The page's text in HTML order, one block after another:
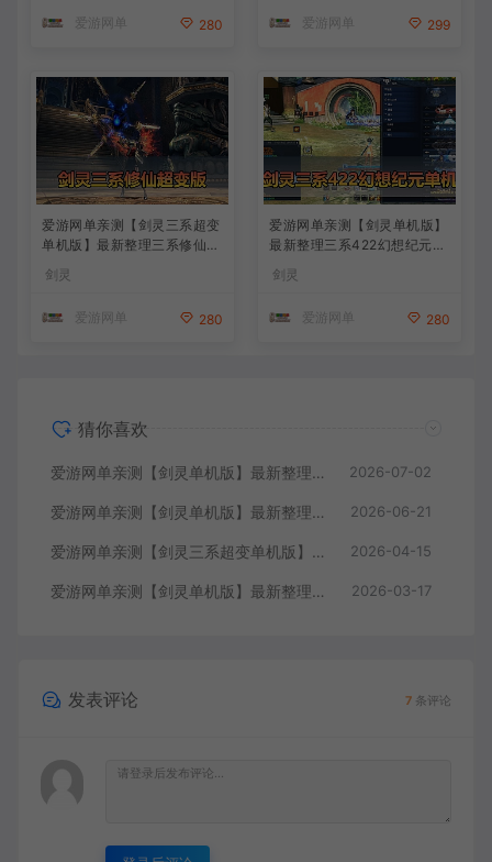
键端 通用单机安装教学
爱游网单 280 爱游网单 299
爱游网单亲测【剑灵三系超变
单机版】最新整理三系修仙超
宝石 特色修仙buff 减CD 免
套掉落表 视频安装教学虚拟
剑灵
爱游网单 280
爱游网单亲测【剑灵单机版】
最新整理三系422幻想纪元超
喷火 喷风 次元卡牌 虚拟机端
剑灵
爱游网单 280
猜你喜欢
爱游网单亲测【剑灵单机版】最新整理斗破三系超变 修复4049 支持WIN11属性时装 亿伤 切割 无限内力 特色装备 内置GM单人群组变身 虚拟机一键端 通用单机安装教学 2026-07-02
爱游网单亲测【剑灵单机版】最新整理琉璃K二系45级刺金版 完整武器进化树 配套GM工具 视频安装教学 虚拟机一键端 2026-06-21
爱游网单亲测【剑灵三系超变单机版】最新整理三系修仙超变仙缘5.0 麻痹属性翅膀 麻痹宝石 特色修仙buff 减CD 免控 重置技能 丰富时装自由 配套掉落表 视频安装教学虚拟机端 2026-04-15
爱游网单亲测【剑灵单机版】最新整理三系422幻想纪元超变 带星术 个性称号 属性时装 喷火 喷风 次元卡牌 虚拟机端 视频教学 2026-03-17
发表评论 7 条评论